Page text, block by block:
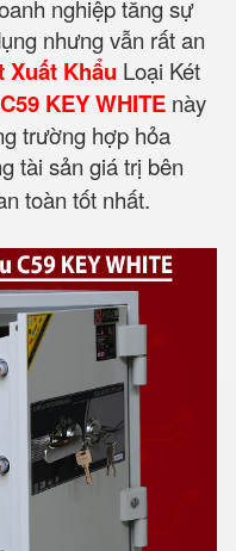
nghiệp tăng sự
nhưng vẫn rất an
Xuất Khẩu Loại Két
KEY WHITE này
trường hợp hỏa
tài sản giá trị bên
toàn tốt nhất.